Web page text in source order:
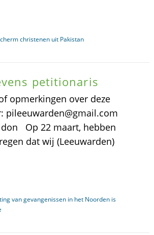
christenen uit Pakistan
petitionaris
opmerkingen over deze
pileeuwarden@gmail.com
Op 22 maart, hebben
dat wij (Leeuwarden)
van gevangenissen in het Noorden is